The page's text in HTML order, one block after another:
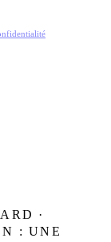
·
: UNE